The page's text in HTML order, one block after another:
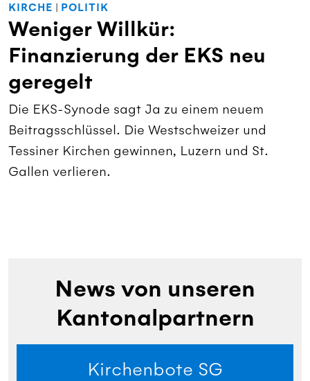
KIRCHE | POLITIK
Weniger Willkür:
Finanzierung der EKS neu
geregelt
Die EKS-Synode sagt Ja zu einem neuem
Beitragsschlüssel. Die Westschweizer und
Tessiner Kirchen gewinnen, Luzern und St.
Gallen verlieren.
News von unseren
Kantonalpartnern
Kirchenbote SG